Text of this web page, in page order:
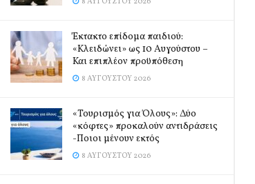
Έκτακτο επίδομα παιδιού:
«Κλειδώνει» ως 10 Αυγούστου –
Και επιπλέον προϋπόθεση
8 ΑΥΓΟΎΣΤΟΥ 2026
«Τουρισμός για Όλους»: Δύο
«κόφτες» προκαλούν αντιδράσεις
-Ποιοι μένουν εκτός
8 ΑΥΓΟΎΣΤΟΥ 2026